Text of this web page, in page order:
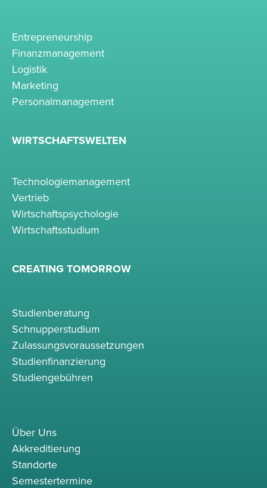
Entrepreneurship
Finanzmanagement
Logistik
Marketing
Personalmanagement
WIRTSCHAFTSWELTEN
Technologiemanagement
Vertrieb
Wirtschaftspsychologie
Wirtschaftsstudium
CREATING TOMORROW
Studienberatung
Schnupperstudium
Zulassungsvoraussetzungen
Studienfinanzierung
Studiengebühren
Über Uns
Akkreditierung
Standorte
Semestertermine